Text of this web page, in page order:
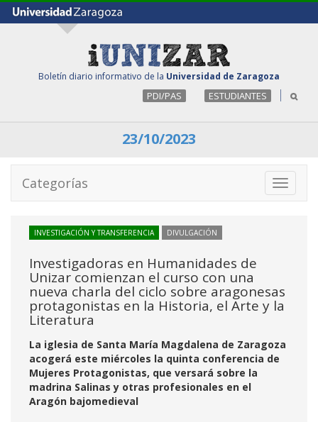
Boletín diario informativo de la Universidad de Zaragoza
PDI/PAS ESTUDIANTES
23/10/2023
Toggle
Categorías
INVESTIGACIÓN Y TRANSFERENCIA DIVULGACIÓN
Investigadoras en Humanidades de
Unizar comienzan el curso con una
nueva charla del ciclo sobre aragonesas
protagonistas en la Historia, el Arte y la
Literatura
La iglesia de Santa María Magdalena de Zaragoza
acogerá este miércoles la quinta conferencia de
Mujeres Protagonistas, que versará sobre la
madrina Salinas y otras profesionales en el
Aragón bajomedieval